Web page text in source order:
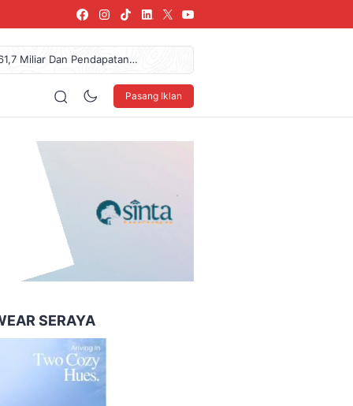
Miliar Dan Pendapatan
Coffee Expo Medan
Das’ad Latif Untuk
Arkindo Konstruksi
Pasang Iklan
SERAYA